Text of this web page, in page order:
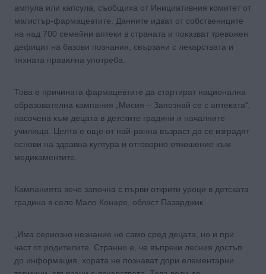
ампула или капсула, съобщиха от Инициативния комитет от
магистър-фармацевтите. Данните идват от собствениците
на над 700 семейни аптеки в страната и показват тревожен
дефицит на базови познания, свързани с лекарствата и
тяхната правилна употреба.
Това е причината фармацевтите да стартират национална
образователна кампания „Мисия – Запознай се с аптеката“,
насочена към децата в детските градини и началните
училища. Целта е още от най-ранна възраст да се изградят
основи на здравна култура и отговорно отношение към
медикаментите.
Кампанията вече започна с първи открити уроци в детската
градина в село Мало Конаре, област Пазарджик.
„Има сериозно незнание не само сред децата, но и при
част от родителите. Странно е, че въпреки лесния достъп
до информация, хората не познават дори елементарни